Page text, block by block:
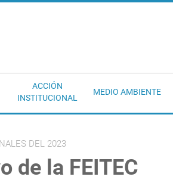
ACCIÓN
INSTITUCIONAL
MEDIO AMBIENTE
DEL 2023
de la FEITEC